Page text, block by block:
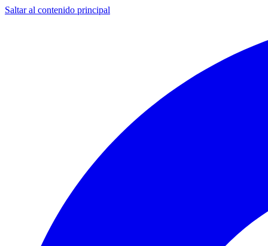
Saltar al contenido principal